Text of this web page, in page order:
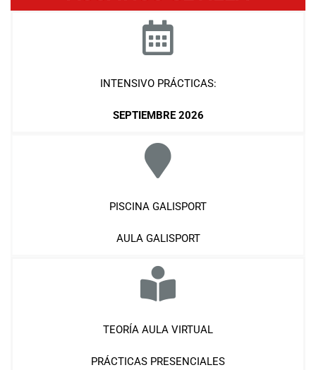
INTENSIVO PRÁCTICAS:
SEPTIEMBRE 2026
PISCINA GALISPORT
AULA GALISPORT
TEORÍA AULA VIRTUAL
PRÁCTICAS PRESENCIALES